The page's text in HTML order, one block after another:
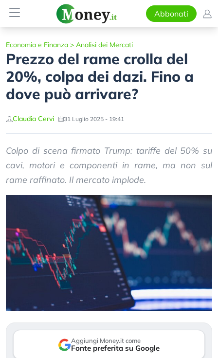
Abbonati
Economia e Finanza > Analisi dei Mercati
Prezzo del rame crolla del
20%, colpa dei dazi. Fino a
dove può arrivare?
Claudia Cervi 31 Luglio 2025 - 19:41
Colpo di scena firmato Trump: tariffe del 50% su
cavi, motori e componenti in rame, ma non sul
rame raffinato. Il mercato implode.
Aggiungi Money.it come
Fonte preferita su Google